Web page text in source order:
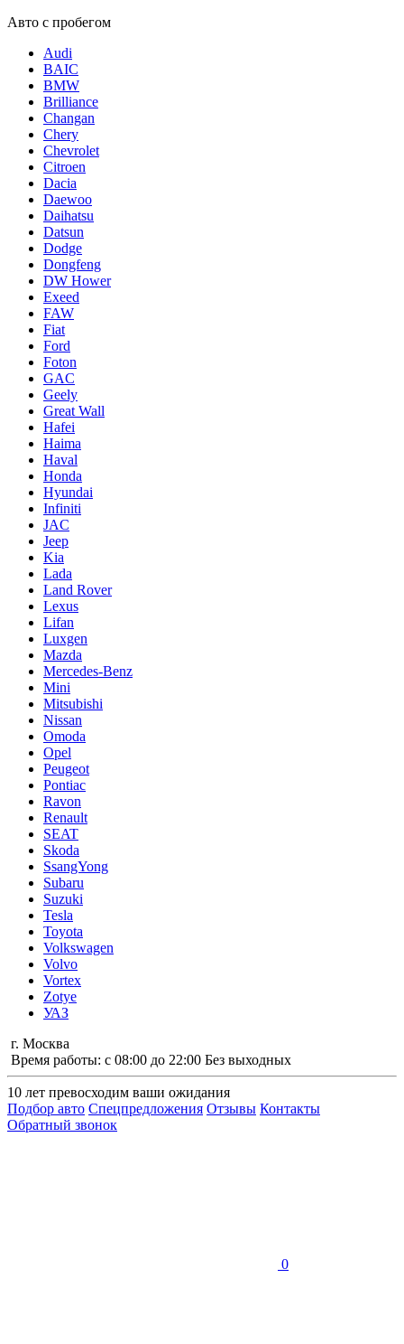
Авто с пробегом
Audi
BAIC
BMW
Brilliance
Changan
Chery
Chevrolet
Citroen
Dacia
Daewoo
Daihatsu
Datsun
Dodge
Dongfeng
DW Hower
Exeed
FAW
Fiat
Ford
Foton
GAC
Geely
Great Wall
Hafei
Haima
Haval
Honda
Hyundai
Infiniti
JAC
Jeep
Kia
Lada
Land Rover
Lexus
Lifan
Luxgen
Mazda
Mercedes-Benz
Mini
Mitsubishi
Nissan
Omoda
Opel
Peugeot
Pontiac
Ravon
Renault
SEAT
Skoda
SsangYong
Subaru
Suzuki
Tesla
Toyota
Volkswagen
Volvo
Vortex
Zotye
УАЗ
г. Москва
Время работы: с 08:00 до 22:00 Без выходных
10 лет превосходим ваши ожидания
Подбор авто Спецпредложения Отзывы Контакты
Обратный звонок
0